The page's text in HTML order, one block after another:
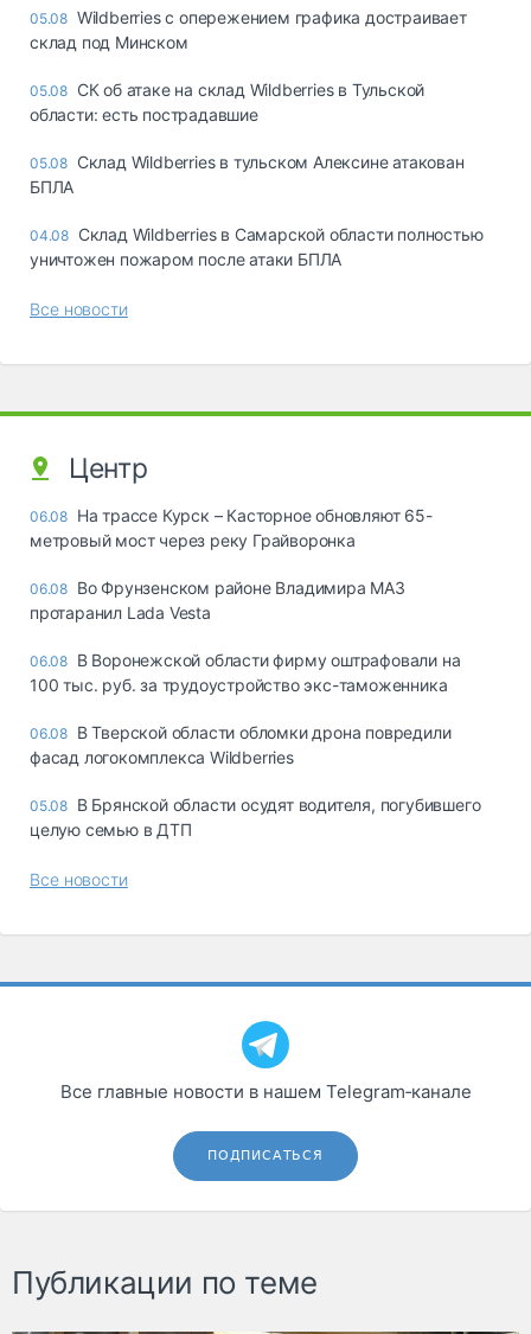
05.08 Wildberries с опережением графика достраивает
склад под Минском
05.08 СК об атаке на склад Wildberries в Тульской
области: есть пострадавшие
05.08 Склад Wildberries в тульском Алексине атакован
БПЛА
04.08 Склад Wildberries в Самарской области полностью
уничтожен пожаром после атаки БПЛА
Все новости
Центр
06.08 На трассе Курск – Касторное обновляют 65-
метровый мост через реку Грайворонка
06.08 Во Фрунзенском районе Владимира МАЗ
протаранил Lada Vesta
06.08 В Воронежской области фирму оштрафовали на
100 тыс. руб. за трудоустройство экс-таможенника
06.08 В Тверской области обломки дрона повредили
фасад логокомплекса Wildberries
05.08 В Брянской области осудят водителя, погубившего
целую семью в ДТП
Все новости
Все главные новости в нашем Telegram‑канале
ПОДПИСАТЬСЯ
Публикации по теме